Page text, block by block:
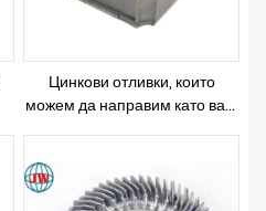
Цинкови отливки, които
можем да направим като ваш